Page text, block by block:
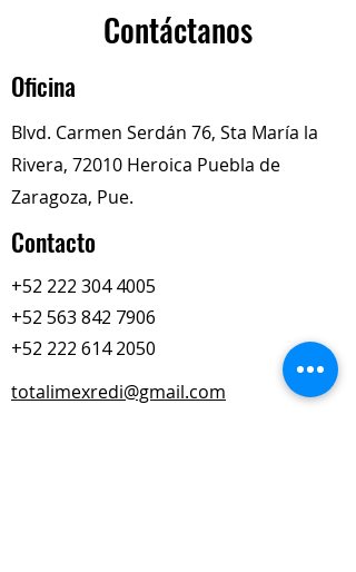
fluidos
Aplicación:Motores diésel
Contáctanos
Oficina
Blvd. Carmen Serdán 76, Sta María la
Rivera, 72010 Heroica Puebla de
Zaragoza, Pue.
Contacto
+52 222 304 4005
+52 563 842 7906
+52 222 614 2050
totalimexredi@gmail.com